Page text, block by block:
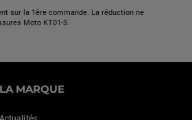
sur la 1ère commande. La réduction ne
Moto KT01-S.
LA MARQUE